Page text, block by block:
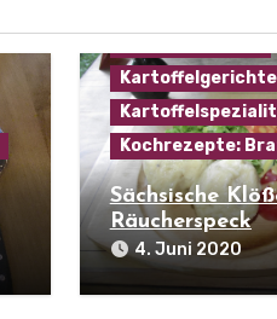
Kartoffelgerichte
Kochrezepte:
Sächsische
Räucherspeck
4. Juni 2020